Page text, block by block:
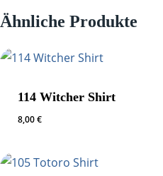
Ähnliche Produkte
114 Witcher Shirt
8,00€